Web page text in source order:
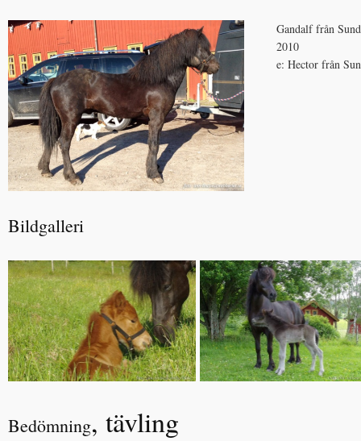
Gandalf från
2010
e: Hector från
Bildgalleri
Bedömning, tävling